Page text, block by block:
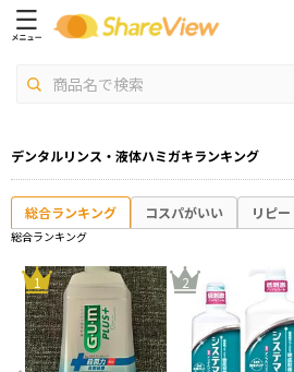
デンタルリンス・液体ハミガキランキング
総合ランキング コスパがいい リピ
総合ランキング
1 2